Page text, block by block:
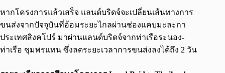
หากโครงการแล้วเสร็จ แลนด์บริดจ์จะเปลี่ยนเส้นทางการ
ขนส่งจากปัจจุบันที่อ้อมระยะไกลผ่านช่องแคบมะละกา
ประเทศสิงคโปร์ มาผ่านแลนด์บริดจ์จากท่าเรือระนอง-
ท่าเรือ ชุมพรแทน ซึ่งลดระยะเวลาการขนส่งลงได้ถึง 2 วัน